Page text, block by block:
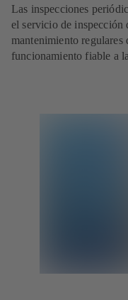
Las inspecciones
el servicio de inspección
mantenimiento regulares
funcionamiento fiable a